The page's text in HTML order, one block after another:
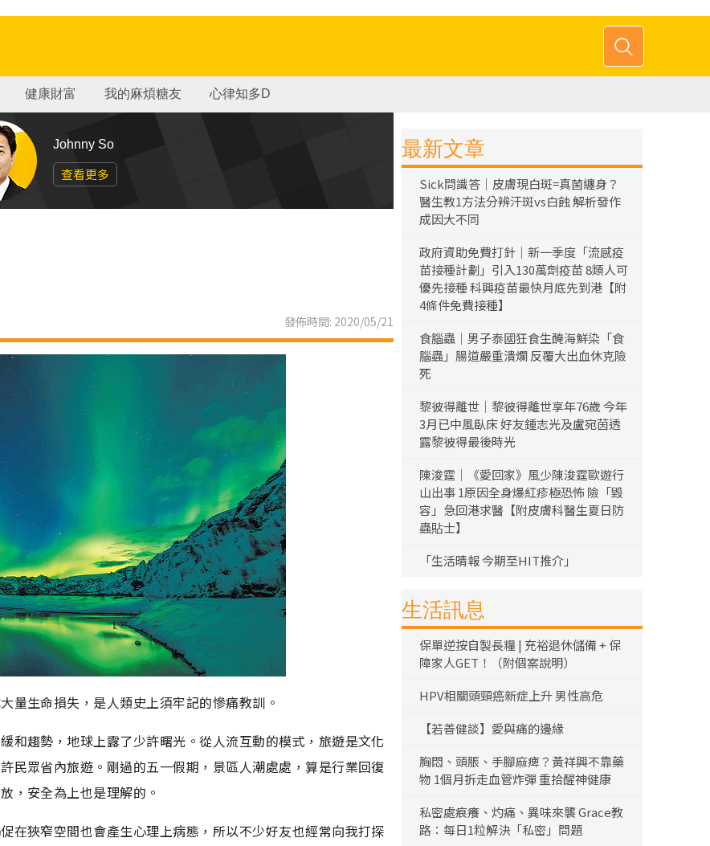
健康財富 我的麻煩糖友 心律知多D
Johnny So
查看更多
發佈時間: 2020/05/21
量生命損失，是人類史上須牢記的慘痛教訓。
和趨勢，地球上露了少許曙光。從人流互動的模式，旅遊是文化
民眾省內旅遊。剛過的五一假期，景區人潮處處，算是行業回復
，安全為上也是理解的。
在狹窄空間也會產生心理上病態，所以不少好友也經常向我打探
最新文章
Sick問識答｜皮膚現白斑=真菌纏身？
醫生教1方法分辨汗斑vs白蝕 解析發作
成因大不同
政府資助免費打針｜新一季度「流感疫
苗接種計劃」引入130萬劑疫苗 8類人可
優先接種 科興疫苗最快月底先到港【附
4條件免費接種】
食腦蟲｜男子泰國狂食生醃海鮮染「食
腦蟲」腸道嚴重潰爛 反覆大出血休克險
死
黎彼得離世｜黎彼得離世享年76歲 今年
3月已中風臥床 好友鍾志光及盧宛茵透
露黎彼得最後時光
陳浚霆｜《愛回家》風少陳浚霆歐遊行
山出事 1原因全身爆紅疹極恐怖 險「毀
容」急回港求醫【附皮膚科醫生夏日防
蟲貼士】
「生活晴報 今期至HIT推介」
生活訊息
保單逆按自製長糧 | 充裕退休儲備 + 保
障家人GET！（附個案說明）
HPV相關頭頸癌新症上升 男性高危
【若善健談】愛與痛的邊緣
胸悶、頭脹、手腳麻痺？黃祥興不靠藥
物 1個月拆走血管炸彈 重拾醒神健康
私密處痕癢、灼痛、異味來襲 Grace教
路：每日1粒解決「私密」問題